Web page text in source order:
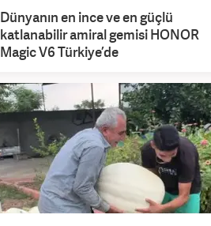
Dünyanın en ince ve en güçlü
katlanabilir amiral gemisi HONOR
Magic V6 Türkiye’de